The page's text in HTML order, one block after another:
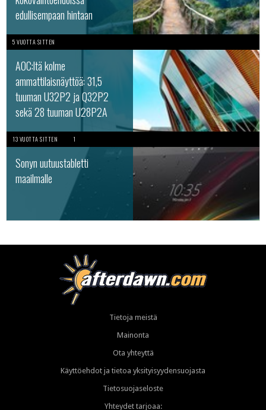
edullisempaan hintaan
5 VUOTTA SITTEN
AOC:ltä kolme
ammattilaisnäyttöä: 31,5
tuuman U32P2 ja Q32P2
sekä 28 tuuman U28P2A
13 VUOTTA SITTEN 1
Sonyn uutuustabletti
maailmalle
Tietoja meistä
Mainonta
Ota yhteyttä
Käyttöehdot ja tietoa yksityisyydensuojasta
Tietosuojaseloste
Yhteydet tarjoaa: